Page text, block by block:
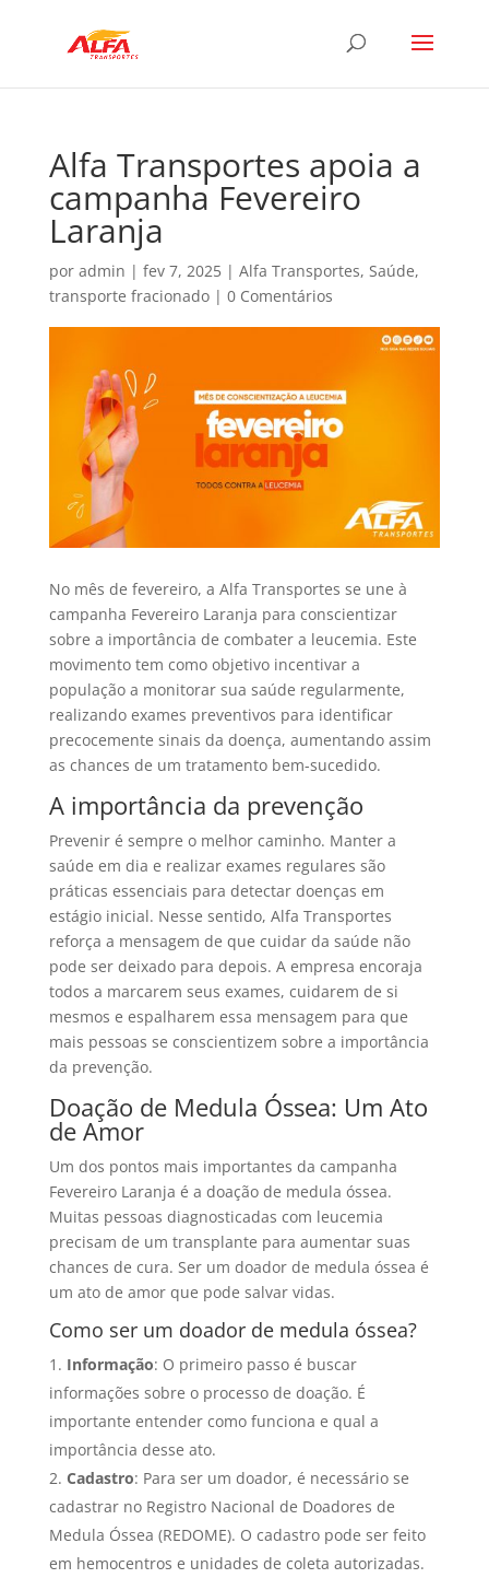
Alfa Transportes apoia a
campanha Fevereiro
Laranja
por admin | fev 7, 2025| Alfa Transportes, Saúde,
transporte fracionado| 0 Comentários
No mês de fevereiro, a Alfa Transportes se une à
campanha Fevereiro Laranja para conscientizar
sobre a importância de combater a leucemia. Este
movimento tem como objetivo incentivar a
população a monitorar sua saúde regularmente,
realizando exames preventivos para identificar
precocemente sinais da doença, aumentando assim
as chances de um tratamento bem-sucedido.
A importância da prevenção
Prevenir é sempre o melhor caminho. Manter a
saúde em dia e realizar exames regulares são
práticas essenciais para detectar doenças em
estágio inicial. Nesse sentido, Alfa Transportes
reforça a mensagem de que cuidar da saúde não
pode ser deixado para depois. A empresa encoraja
todos a marcarem seus exames, cuidarem de si
mesmos e espalharem essa mensagem para que
mais pessoas se conscientizem sobre a importância
da prevenção.
Doação de Medula Óssea: Um Ato
de Amor
Um dos pontos mais importantes da campanha
Fevereiro Laranja é a doação de medula óssea.
Muitas pessoas diagnosticadas com leucemia
precisam de um transplante para aumentar suas
chances de cura. Ser um doador de medula óssea é
um ato de amor que pode salvar vidas.
Como ser um doador de medula óssea?
Informação: O primeiro passo é buscar
informações sobre o processo de doação. É
importante entender como funciona e qual a
importância desse ato.
Cadastro: Para ser um doador, é necessário se
cadastrar no Registro Nacional de Doadores de
Medula Óssea (REDOME). O cadastro pode ser feito
em hemocentros e unidades de coleta autorizadas.